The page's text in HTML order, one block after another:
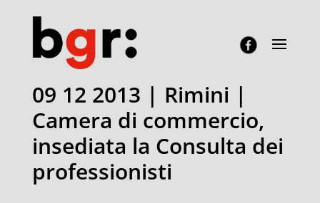
09 12 2013 | Rimini |
Camera di commercio,
insediata la Consulta dei
professionisti